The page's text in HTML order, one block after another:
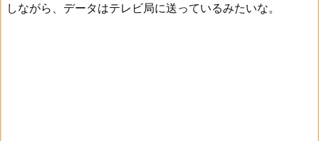
しながら、データはテレビ局に送っているみたいな。